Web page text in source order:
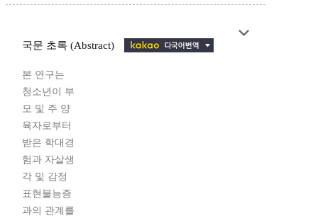
국문 초록 (Abstract)
본 연구는
청소년이 부
모 및 주 양
육자로부터
받은 학대경
험과 자살생
각 및 감정
표현불능증
과의 관계를